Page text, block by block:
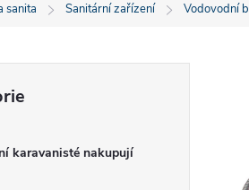
sanita Sanitární zařízení Vodovodní
karavanisté nakupují